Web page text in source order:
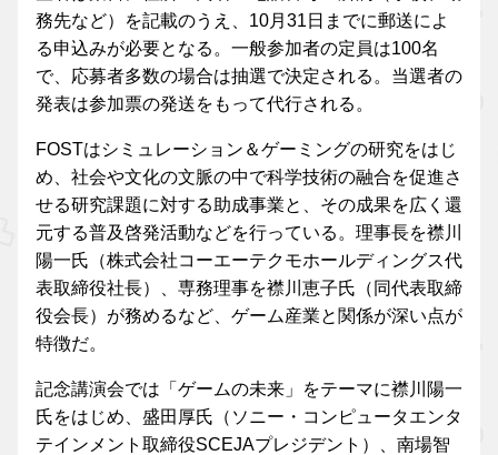
務先など）を記載のうえ、10月31日までに郵送によ
る申込みが必要となる。一般参加者の定員は100名
で、応募者多数の場合は抽選で決定される。当選者の
発表は参加票の発送をもって代行される。
FOSTはシミュレーション＆ゲーミングの研究をはじ
め、社会や文化の文脈の中で科学技術の融合を促進さ
せる研究課題に対する助成事業と、その成果を広く還
元する普及啓発活動などを行っている。理事長を襟川
陽一氏（株式会社コーエーテクモホールディングス代
表取締役社長）、専務理事を襟川恵子氏（同代表取締
役会長）が務めるなど、ゲーム産業と関係が深い点が
特徴だ。
記念講演会では「ゲームの未来」をテーマに襟川陽一
氏をはじめ、盛田厚氏（ソニー・コンピュータエンタ
テインメント取締役SCEJAプレジデント）、南場智